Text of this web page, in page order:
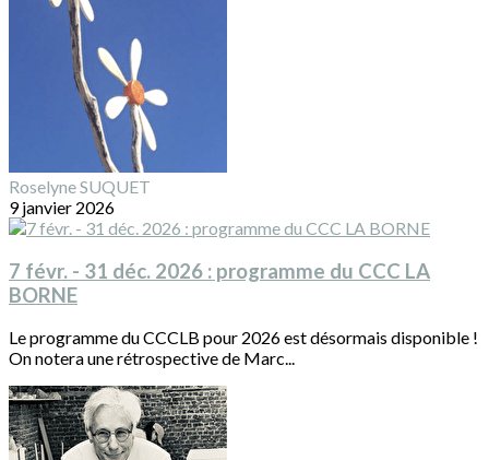
Roselyne SUQUET
9 janvier 2026
7 févr. - 31 déc. 2026 : programme du CCC LA
BORNE
Le programme du CCCLB pour 2026 est désormais disponible !
On notera une rétrospective de Marc...